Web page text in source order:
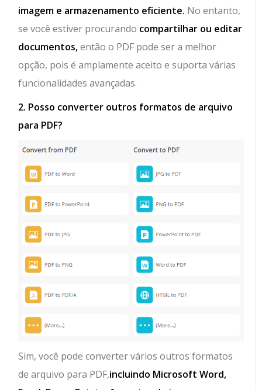
imagem e armazenamento eficiente. No entanto,
se você estiver procurando compartilhar ou editar
documentos,então o PDF pode ser a melhor
opção, pois é amplamente aceito e suporta várias
funcionalidades avançadas.
2. Posso converter outros formatos de arquivo
para PDF?
Sim, você pode converter vários outros formatos
de arquivo para PDF,incluindo Microsoft Word,